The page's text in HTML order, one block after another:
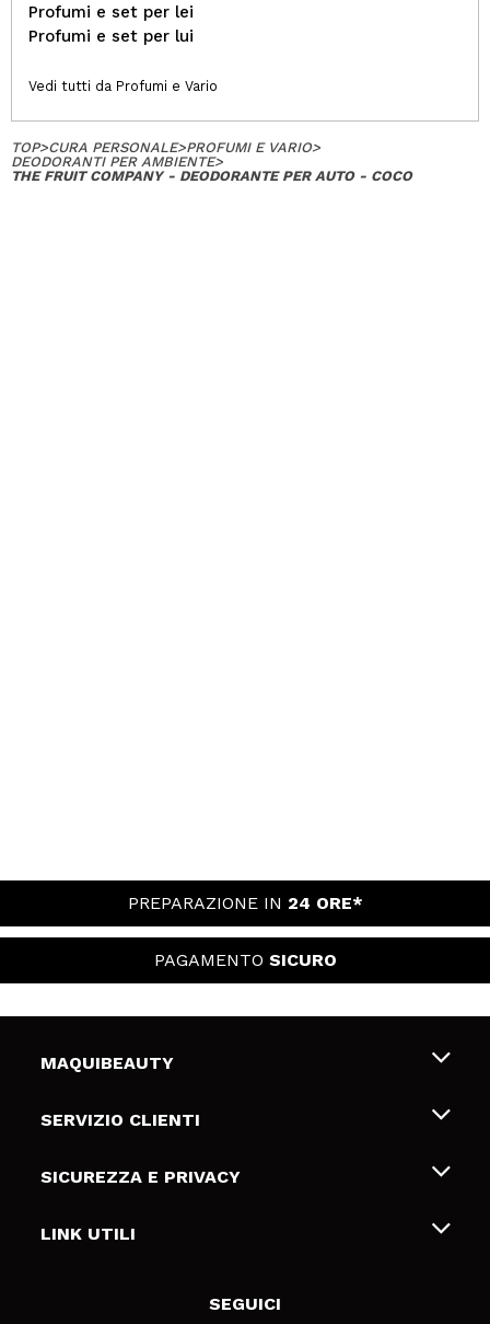
Profumi e set per lei
Profumi e set per lui
Vedi tutti da Profumi e Vario
TOP>CURA PERSONALE>PROFUMI E VARIO>
DEODORANTI PER AMBIENTE>
THE FRUIT COMPANY - DEODORANTE PER AUTO - COCO
PREPARAZIONE IN 24 ORE*
PAGAMENTO SICURO
MAQUIBEAUTY
Chi siamo
Gift Cards
SERVIZIO CLIENTI
Spedizioni & Resi
Metodi di pagamamento
SICUREZZA E PRIVACY
Termini e condizioni
LINK UTILI
SEGUICI